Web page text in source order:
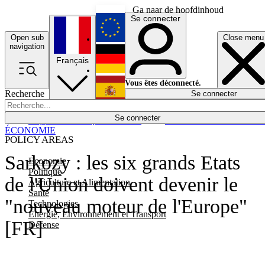
Ga naar de hoofdinhoud
Open sub
navigation
Close menu
Recherche
Se connecter
POLICY AREAS
Economie
Politique
Agriculture et Alimentation
Santé
Technologies
Energie, Environnement et Transport
Défense
Économie
Français
English
Deutsch
Español
Se connecter
Vous êtes déconnecté.
Se connecter
Sarkozy : les six grands Etats
de l'Union doivent devenir le
"nouveau moteur de l'Europe"
[FR]
ÉCONOMIE